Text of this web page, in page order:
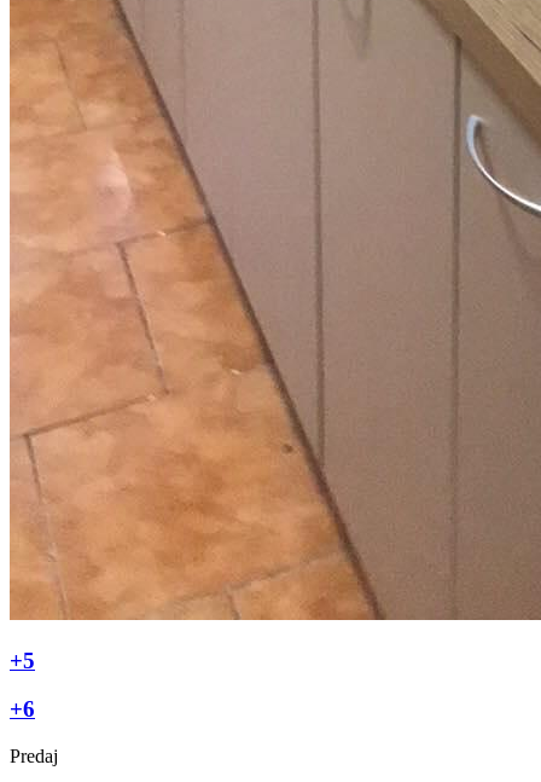
+5
+6
Predaj